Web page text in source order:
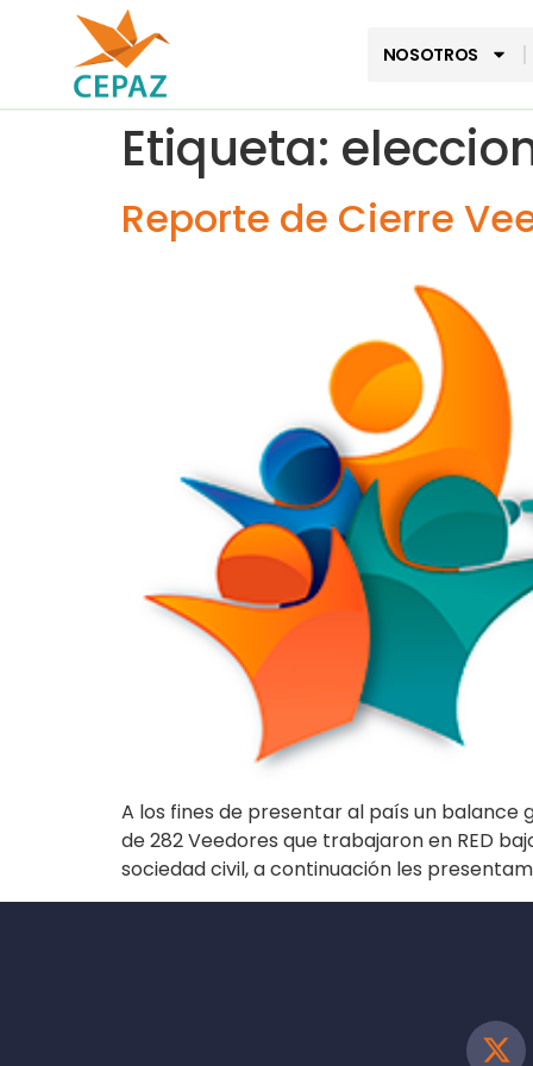
NOSOTROS
Etiqueta:
Reporte de Cierre
A los fines de presentar al país un balance
de 282 Veedores que trabajaron en RED
sociedad civil, a continuación les